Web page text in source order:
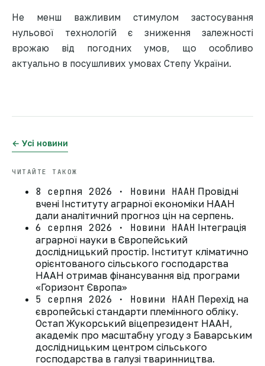
Не менш важливим стимулом застосування
нульової технологій є зниження залежності
врожаю від погодних умов, що особливо
актуально в посушливих умовах Степу України.
← Усі новини
ЧИТАЙТЕ ТАКОЖ
8 серпня 2026 · Новини НААН Провідні
вчені Інституту аграрної економіки НААН
дали аналітичний прогноз цін на серпень.
6 серпня 2026 · Новини НААН Інтеграція
аграрної науки в Європейський
дослідницький простір. Інститут кліматично
орієнтованого сільського господарства
НААН отримав фінансування від програми
«Горизонт Європа»
5 серпня 2026 · Новини НААН Перехід на
європейські стандарти племінного обліку.
Остап Жукорський віцепрезидент НААН,
академік про масштабну угоду з Баварським
дослідницьким центром сільського
господарства в галузі тваринництва.